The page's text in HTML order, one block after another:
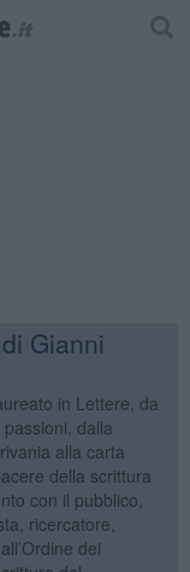
Gianni
in Lettere, da
dalla
alla carta
della scrittura
con il pubblico,
ricercatore,
dei